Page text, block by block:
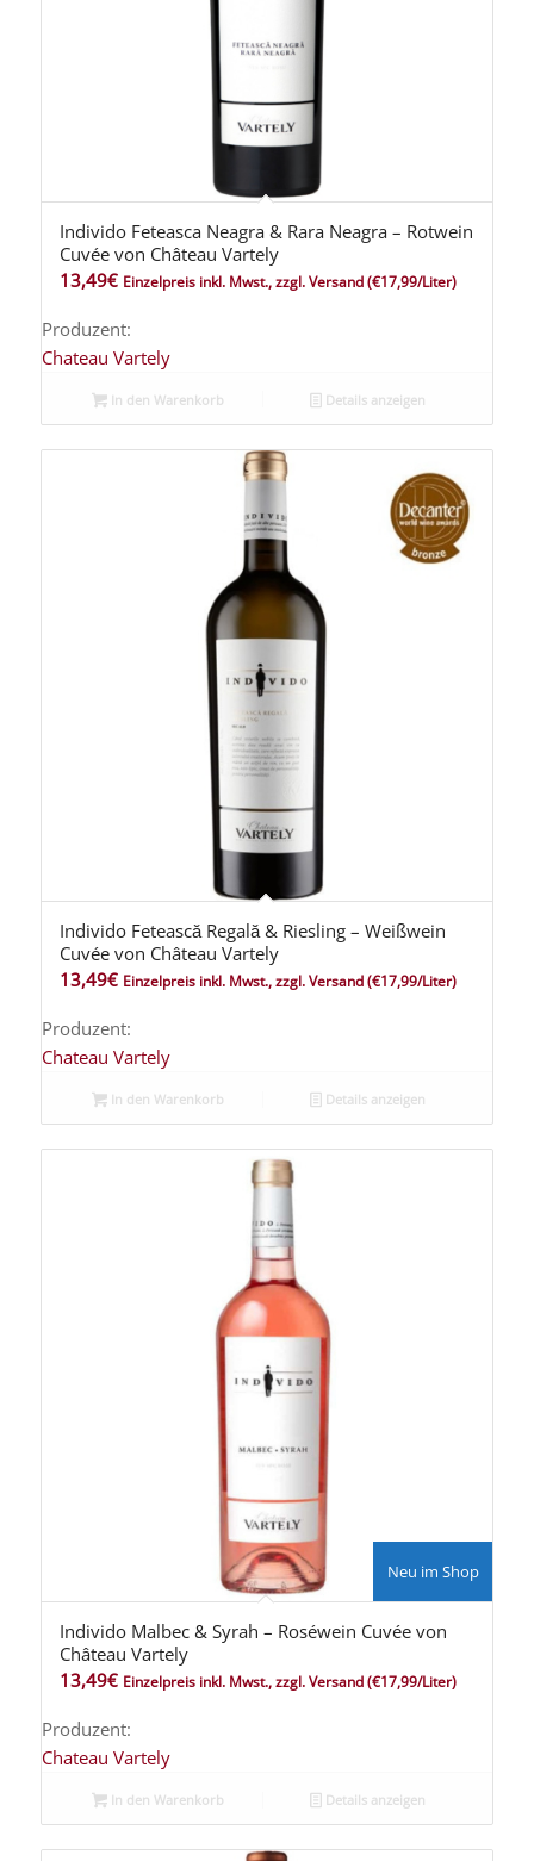
Individo Feteasca Neagra & Rara Neagra – Rotwein
Cuvée von Château Vartely
13,49€ Einzelpreis inkl. Mwst., zzgl. Versand(€17,99/Liter)
Produzent:
Chateau Vartely
In den Warenkorb Details anzeigen
Individo Fetească Regală & Riesling – Weißwein
Cuvée von Château Vartely
13,49€ Einzelpreis inkl. Mwst., zzgl. Versand(€17,99/Liter)
Produzent:
Chateau Vartely
In den Warenkorb Details anzeigen
Neu im Shop
Individo Malbec & Syrah – Roséwein Cuvée von
Château Vartely
13,49€ Einzelpreis inkl. Mwst., zzgl. Versand(€17,99/Liter)
Produzent:
Chateau Vartely
In den Warenkorb Details anzeigen